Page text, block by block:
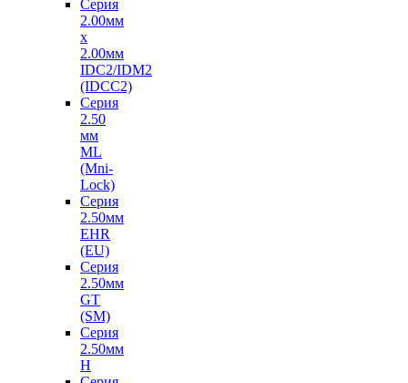
Серия
2.00мм
х
2.00мм
IDC2/IDM2
(IDCC2)
Серия
2.50
мм
ML
(Mni-
Lock)
Серия
2.50мм
EHR
(EU)
Серия
2.50мм
GT
(SM)
Серия
2.50мм
H